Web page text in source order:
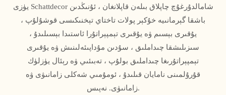
يۈزى Schattdecor شامالدۇرغۇچ چاپلاق بىلەن قاپلانغان ، ئۇنىڭدىن
باشقا گېرمانىيە خۇكېر پولات تاختاي تېخنىكىسى قوشۇلۇپ ،
يۇقىرى بېسىم ۋە يۇقىرى تېمپېراتۇرا ئاستىدا بېسىلىدۇ ،
سىزىلىشقا چىداملىق ، سۇدىن مۇداپىئەلىنىش ۋە يۇقىرى
تېمپېراتۇرىغا چىداملىق بولۇپ ، تەبىئىي ۋە رېئال يۈزلۈك
قۇرۇلمىنى نامايان قىلىدۇ ، ئومۇمىي شەكلى زامانىۋى ۋە
زامانىۋى. نەپىس.